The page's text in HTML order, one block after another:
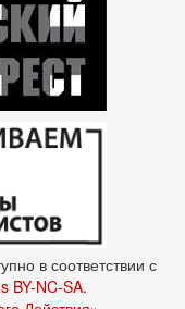
в соответствии с
BY-NC-SA.